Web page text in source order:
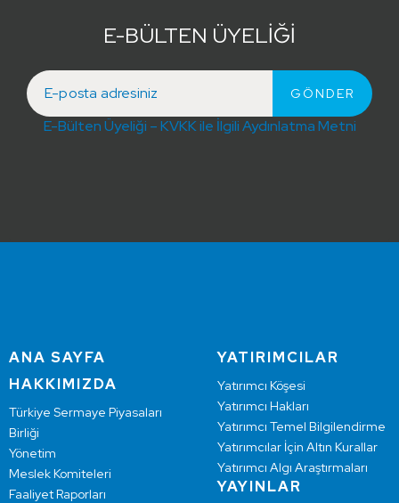
E-BÜLTEN ÜYELİĞİ
E-Bülten Üyeliği – KVKK ile İlgili Aydınlatma Metni
ANA SAYFA
HAKKIMIZDA
Türkiye Sermaye Piyasaları
Birliği
Yönetim
Meslek Komiteleri
Faaliyet Raporları
YATIRIMCILAR
Yatırımcı Köşesi
Yatırımcı Hakları
Yatırımcı Temel Bilgilendirme
Yatırımcılar İçin Altın Kurallar
Yatırımcı Algı Araştırmaları
YAYINLAR